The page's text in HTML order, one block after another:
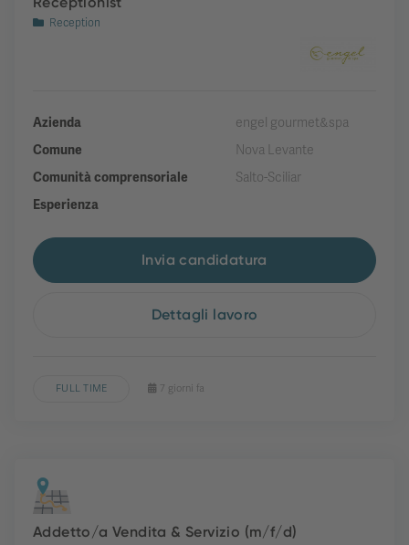
Reception
Azienda
engel gourmet&spa
Comune
Nova Levante
Comunità comprensoriale
Salto-Sciliar
Esperienza
Invia candidatura
Dettagli lavoro
FULL TIME 7 giorni fa
Addetto/a Vendita & Servizio (m/f/d)